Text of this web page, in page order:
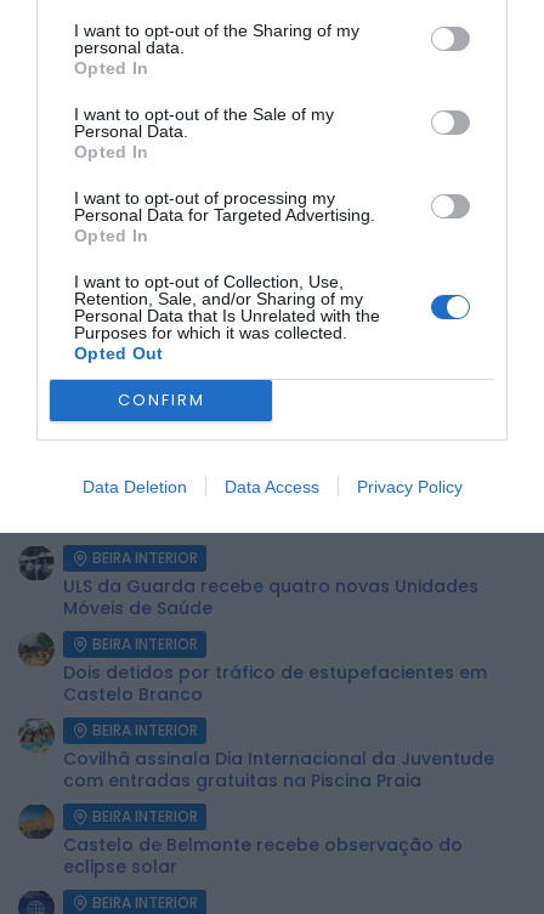
I want to opt-out of the Sharing of my
personal data.
Opted In
I want to opt-out of the Sale of my
Personal Data.
Opted In
I want to opt-out of processing my
Personal Data for Targeted Advertising.
Opted In
I want to opt-out of Collection, Use,
Retention, Sale, and/or Sharing of my
Personal Data that Is Unrelated with the
Purposes for which it was collected.
Opted Out
CONFIRM
Data Deletion Data Access Privacy Policy
atenção nas estradas, sobretudo nas zonas onde há
peregrinos a caminhar.
“Estamos na rua, pela sua segurança”
operação que, além da vertente preventiva, inclui também
ações de sensibilização junto dos peregrinos e condutores.
Foto – Guarda Nacional Republicana
ÚLTIMA HORA:
Centum Cellas entra na fase decisiva das Novas 7
BEIRA INTERIOR
ULS da Guarda recebe quatro novas Unidades
Móveis de Saúde
BEIRA INTERIOR
Dois detidos por tráfico de estupefacientes em
Castelo Branco
BEIRA INTERIOR
Covilhã assinala Dia Internacional da Juventude
com entradas gratuitas na Piscina Praia
BEIRA INTERIOR
Castelo de Belmonte recebe observação do
eclipse solar
BEIRA INTERIOR